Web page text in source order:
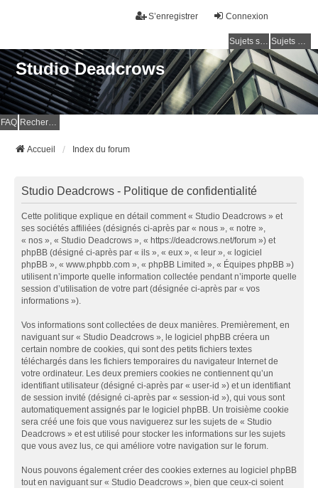
Connexion
S’enregistrer
Sujets sans réponse Sujets actifs
Studio Deadcrows
FAQ Rechercher
Accueil Index du forum
Studio Deadcrows - Politique de confidentialité
Cette politique explique en détail comment « Studio Deadcrows » et
ses sociétés affiliées (désignés ci-après par « nous », « notre »,
« nos », « Studio Deadcrows », « https://deadcrows.net/forum ») et
phpBB (désigné ci-après par « ils », « eux », « leur », « logiciel
phpBB », « www.phpbb.com », « phpBB Limited », « Équipes phpBB »)
utilisent n’importe quelle information collectée pendant n’importe quelle
session d’utilisation de votre part (désignée ci-après par « vos
informations »).
Vos informations sont collectées de deux manières. Premièrement, en
naviguant sur « Studio Deadcrows », le logiciel phpBB créera un
certain nombre de cookies, qui sont des petits fichiers textes
téléchargés dans les fichiers temporaires du navigateur Internet de
votre ordinateur. Les deux premiers cookies ne contiennent qu’un
identifiant utilisateur (désigné ci-après par « user-id ») et un identifiant
de session invité (désigné ci-après par « session-id »), qui vous sont
automatiquement assignés par le logiciel phpBB. Un troisième cookie
sera créé une fois que vous naviguerez sur les sujets de « Studio
Deadcrows » et est utilisé pour stocker les informations sur les sujets
que vous avez lus, ce qui améliore votre navigation sur le forum.
Nous pouvons également créer des cookies externes au logiciel phpBB
tout en naviguant sur « Studio Deadcrows », bien que ceux-ci soient